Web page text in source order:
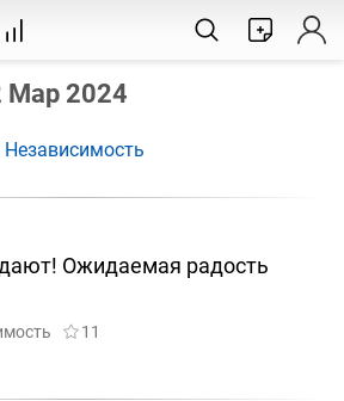
2024
Ожидаемая радость
11